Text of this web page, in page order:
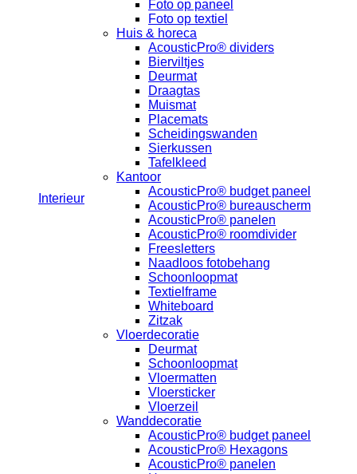
Interieur
Foto op paneel
Foto op textiel
Huis & horeca
AcousticPro® dividers
Bierviltjes
Deurmat
Draagtas
Muismat
Placemats
Scheidingswanden
Sierkussen
Tafelkleed
Kantoor
AcousticPro® budget paneel
AcousticPro® bureauscherm
AcousticPro® panelen
AcousticPro® roomdivider
Freesletters
Naadloos fotobehang
Schoonloopmat
Textielframe
Whiteboard
Zitzak
Vloerdecoratie
Deurmat
Schoonloopmat
Vloermatten
Vloersticker
Vloerzeil
Wanddecoratie
AcousticPro® budget paneel
AcousticPro® Hexagons
AcousticPro® panelen